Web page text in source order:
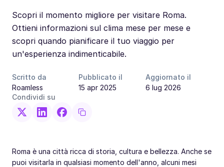
Scopri il momento migliore per visitare Roma.
Ottieni informazioni sul clima mese per mese e
scopri quando pianificare il tuo viaggio per
un'esperienza indimenticabile.
Scritto da
Roamless
Pubblicato il
15 apr 2025
Aggiornato il
6 lug 2026
Condividi su
Roma è una città ricca di storia, cultura e bellezza. Anche se
puoi visitarla in qualsiasi momento dell'anno, alcuni mesi